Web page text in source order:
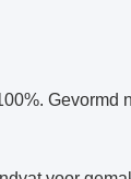
Gevormd